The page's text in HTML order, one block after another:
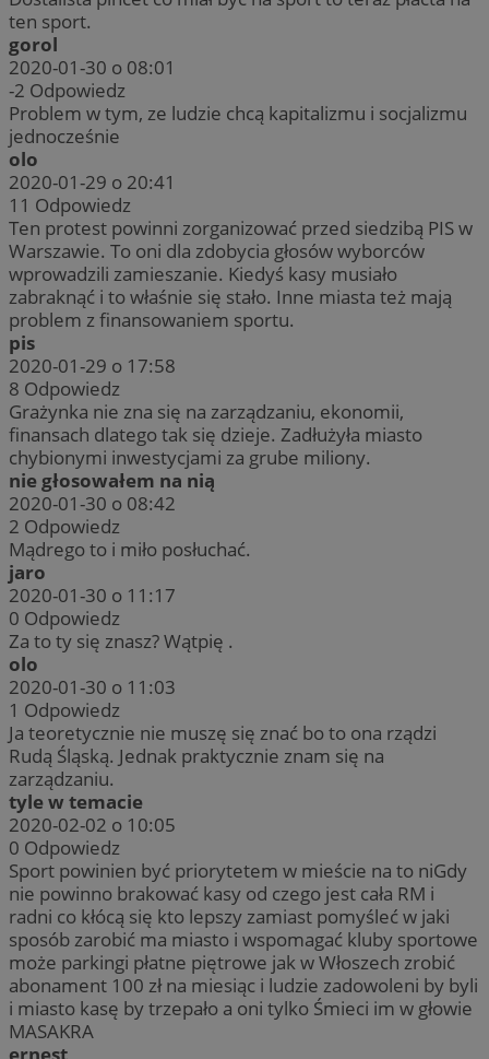
ten sport.
gorol
2020-01-30 o 08:01
-2 Odpowiedz
Problem w tym, ze ludzie chcą kapitalizmu i socjalizmu
jednocześnie
olo
2020-01-29 o 20:41
11 Odpowiedz
Ten protest powinni zorganizować przed siedzibą PIS w
Warszawie. To oni dla zdobycia głosów wyborców
wprowadzili zamieszanie. Kiedyś kasy musiało
zabraknąć i to właśnie się stało. Inne miasta też mają
problem z finansowaniem sportu.
pis
2020-01-29 o 17:58
8 Odpowiedz
Grażynka nie zna się na zarządzaniu, ekonomii,
finansach dlatego tak się dzieje. Zadłużyła miasto
chybionymi inwestycjami za grube miliony.
nie głosowałem na nią
2020-01-30 o 08:42
2 Odpowiedz
Mądrego to i miło posłuchać.
jaro
2020-01-30 o 11:17
0 Odpowiedz
Za to ty się znasz? Wątpię .
olo
2020-01-30 o 11:03
1 Odpowiedz
Ja teoretycznie nie muszę się znać bo to ona rządzi
Rudą Śląską. Jednak praktycznie znam się na
zarządzaniu.
tyle w temacie
2020-02-02 o 10:05
0 Odpowiedz
Sport powinien być priorytetem w mieście na to niGdy
nie powinno brakować kasy od czego jest cała RM i
radni co kłócą się kto lepszy zamiast pomyśleć w jaki
sposób zarobić ma miasto i wspomagać kluby sportowe
może parkingi płatne piętrowe jak w Włoszech zrobić
abonament 100 zł na miesiąc i ludzie zadowoleni by byli
i miasto kasę by trzepało a oni tylko Śmieci im w głowie
MASAKRA